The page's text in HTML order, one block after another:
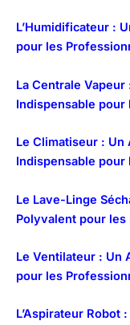
L’Humidificateur :
pour les
La Centrale
Indispensable
Le Climatiseur :
Indispensable
Le Lave-Linge
Polyvalent pour
Le Ventilateur : Un
pour les
L’Aspirateur Robot